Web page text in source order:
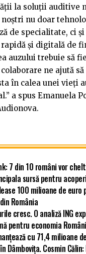
la soluții auditive
nu doar
de specialitate, ci și
și digitală de
auzului trebuie să
ne ajută
în calea unei vieți
a spus Emanuela
7 din 10 români vor
sursă pentru
100 milioane de euro
România
cresc. O analiză ING
pentru economia
cu 71,4 milioane
Dâmbovița. Cosmin Călin: